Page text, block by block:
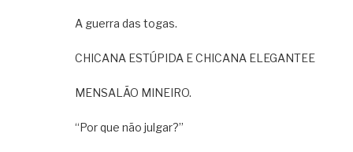
A guerra das togas.
CHICANA ESTÚPIDA E CHICANA ELEGANTEE
MENSALÃO MINEIRO.
“Por que não julgar?”